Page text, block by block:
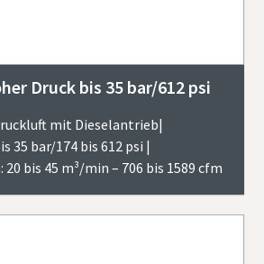
Druck bis 35 bar/612 psi
mit Dieselantrieb|
35 bar/174 bis 612 psi |
bis 45 m³/min – 706 bis 1589 cfm